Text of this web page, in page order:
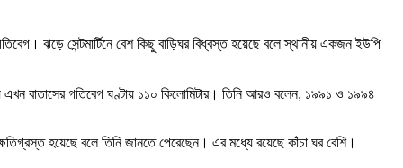
ঝড়ে সেন্টমার্টিনে বেশ কিছু বাড়িঘর বিধ্বস্ত হয়েছে বলে স্থানীয় একজন ইউপি
এখন বাতাসের গতিবেগ ঘণ্টায় ১১০ কিলোমিটার। তিনি আরও বলেন, ১৯৯১ ও ১৯৯৪
হয়েছে বলে তিনি জানতে পেরেছেন। এর মধ্যে রয়েছে কাঁচা ঘর বেশি।